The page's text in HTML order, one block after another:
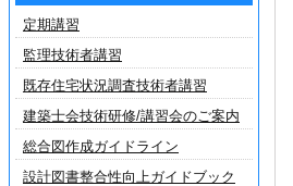
定期講習
監理技術者講習
既存住宅状況調査技術者講習
建築士会技術研修/講習会のご案内
総合図作成ガイドライン
設計図書整合性向上ガイドブック